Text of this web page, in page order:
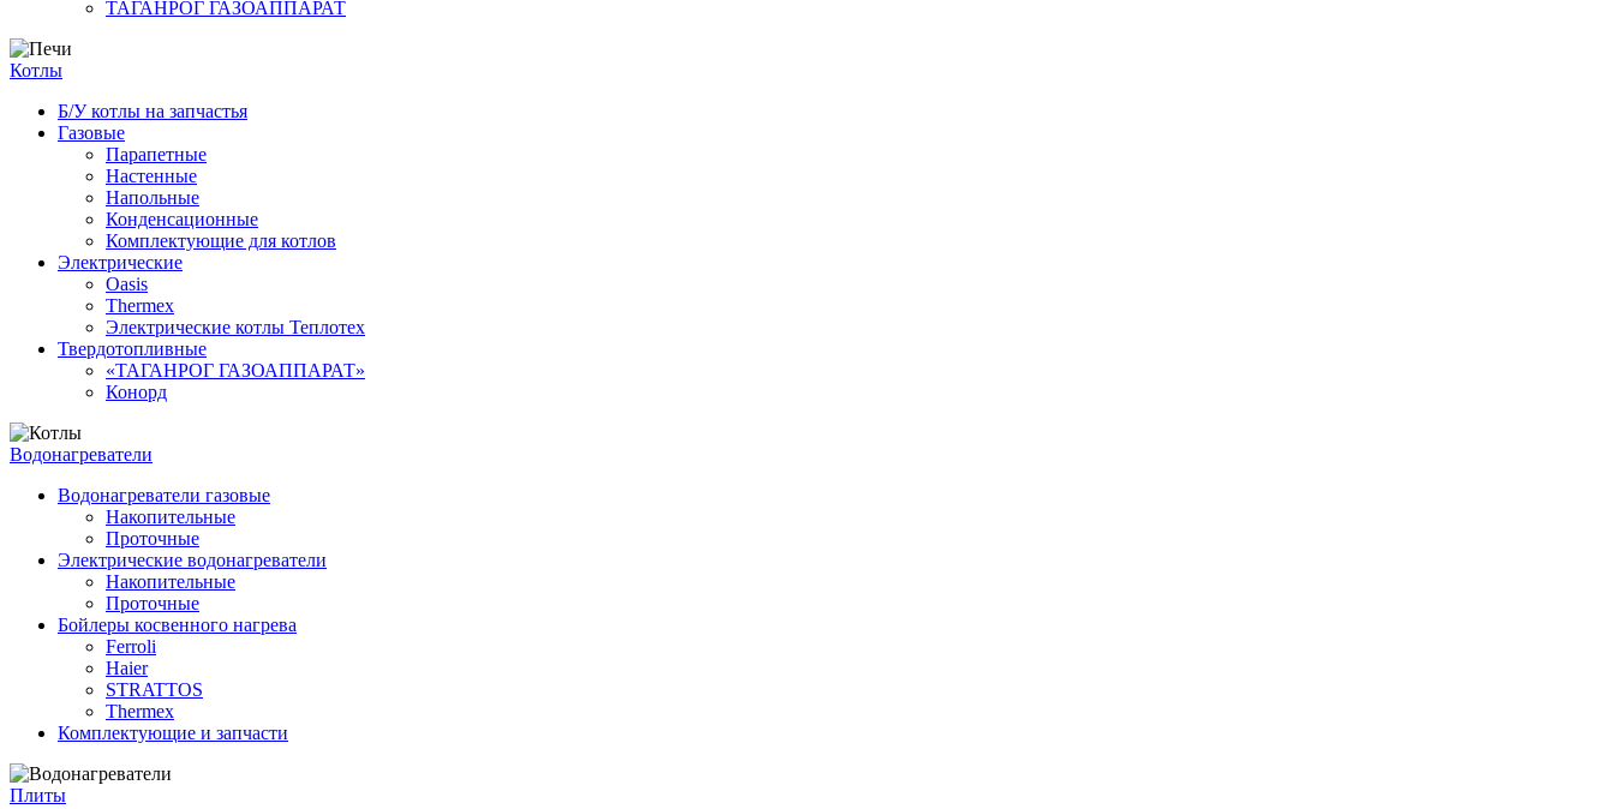
ТАГАНРОГ ГАЗОАППАРАТ
Котлы
Б/У котлы на запчастья
Газовые
Парапетные
Настенные
Напольные
Конденсационные
Комплектующие для котлов
Электрические
Oasis
Thermex
Электрические котлы Теплотех
Твердотопливные
«ТАГАНРОГ ГАЗОАППАРАТ»
Конорд
Водонагреватели
Водонагреватели газовые
Накопительные
Проточные
Электрические водонагреватели
Накопительные
Проточные
Бойлеры косвенного нагрева
Ferroli
Haier
STRATTOS
Thermex
Комплектующие и запчасти
Плиты